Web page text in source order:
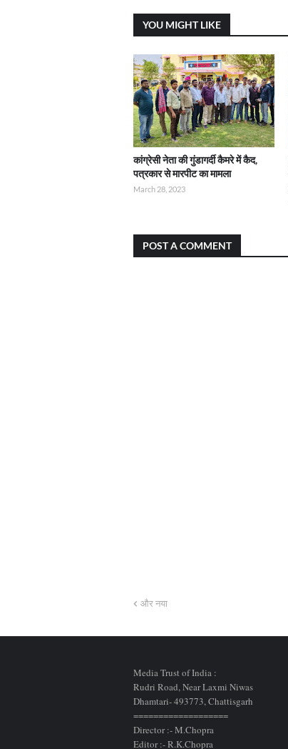
YOU MIGHT LIKE
कांग्रेसी नेता की गुंडागर्दी कैमरे में कैद,
पत्रकार से मारपीट का मामला
March 28, 2023
POST A COMMENT
और नया
Media Trust of India :
Rudri Road, Near Laxmi Niwas
Dhamtari- 493773,Chattisgarh
===================
Director :- M.Chopra
Editor :- R.K.Chopra